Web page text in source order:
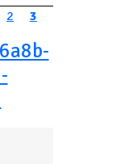
Page
2 Page courante
3